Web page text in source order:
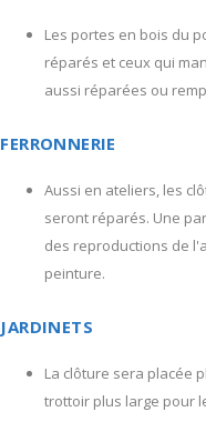
Les portes en bois du
réparés et ceux qui
aussi réparées ou
FERRONNERIE
Aussi en ateliers, les
seront réparés. Une
des reproductions de
peinture.
JARDINETS
La clôture sera placée
trottoir plus large pour